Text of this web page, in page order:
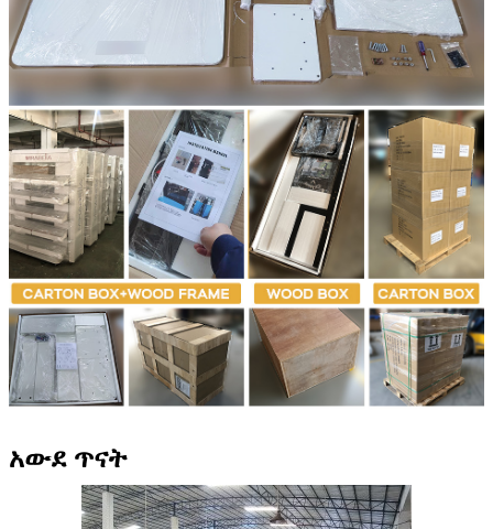
አውደ ጥናት